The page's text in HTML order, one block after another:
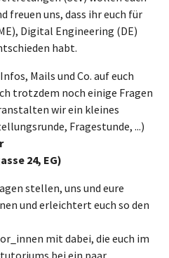
freuen uns, dass ihr euch für
Digital Engineering (DE)
habt.
Mails und Co. auf euch
trotzdem noch einige Fragen
wir ein kleines
Fragestunde, ...)
24, EG)
stellen, uns und eure
und erleichtert euch so den
mit dabei, die euch im
bei ein paar